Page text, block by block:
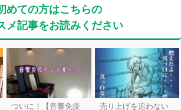
めての方はこちらの
メ記事をお読みください
ついに！【音響免疫 売り上げを追わない